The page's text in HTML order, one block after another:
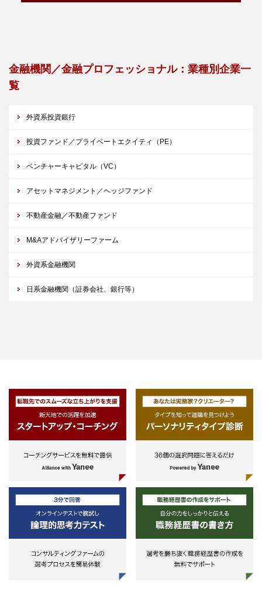
金融機関／金融プロフェッショナル：業種別企業一
覧
外資系投資銀行
投資ファンド／プライベートエクイティ（PE）
ベンチャーキャピタル（VC）
アセットマネジメント／ヘッジファンド
不動産金融／不動産ファンド
M&Aアドバイザリーファーム
外資系金融機関
日系金融機関（証券会社、銀行等）